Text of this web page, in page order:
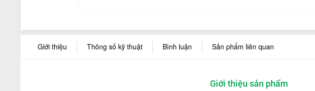
Giới thiệu Thông số kỹ thuật Bình luận Sản phẩm liên quan
Giới thiệu sản phẩm